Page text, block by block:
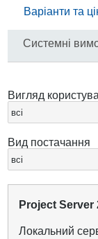
Варіанти та
Системні
Вигляд
Вид постачання
Project Server
Локальний